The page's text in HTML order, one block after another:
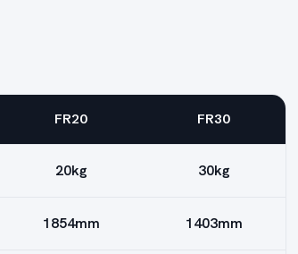
FR20 FR30
20kg 30kg
1854mm 1403mm